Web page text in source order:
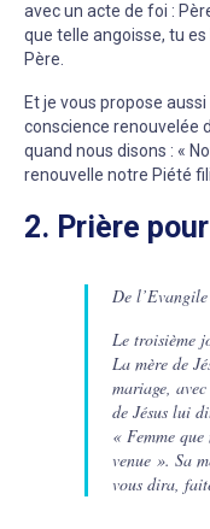
avec un acte de foi :
que telle angoisse, tu
Père.
Et je vous propose
conscience renouvelée
quand nous disons : «
renouvelle notre Piété
2. Prière
De
Le troisième
La mère de
mariage,
de Jésus lui
« Femme
venue ». Sa
vous dira,